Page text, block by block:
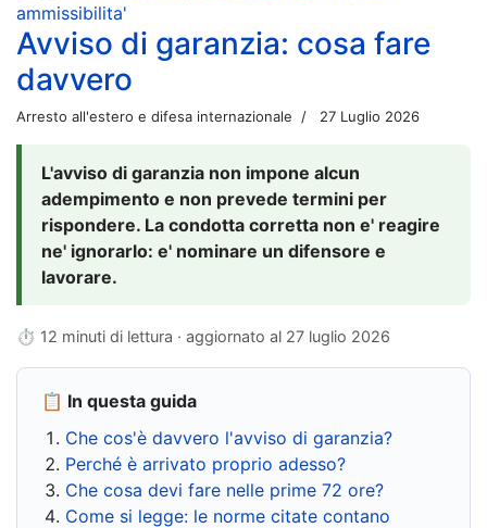
ammissibilita'
Avviso di garanzia: cosa fare
davvero
Arresto all'estero e difesa internazionale 27 Luglio 2026
L'avviso di garanzia non impone alcun
adempimento e non prevede termini per
rispondere. La condotta corretta non e' reagire
ne' ignorarlo: e' nominare un difensore e
lavorare.
⏱ 12 minuti di lettura · aggiornato al 27 luglio 2026
📋 In questa guida
Che cos'è davvero l'avviso di garanzia?
Perché è arrivato proprio adesso?
Che cosa devi fare nelle prime 72 ore?
Come si legge: le norme citate contano